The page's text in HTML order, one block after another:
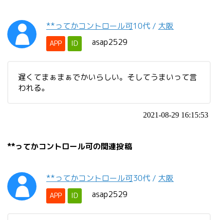
**ってかコントロール可10代 / 大阪
APP ID asap2529
遅くてまぁまぁでかいらしい。そしてうまいって言
われる。
2021-08-29 16:15:53
**ってかコントロール可の関連投稿
**ってかコントロール可30代 / 大阪
APP ID asap2529